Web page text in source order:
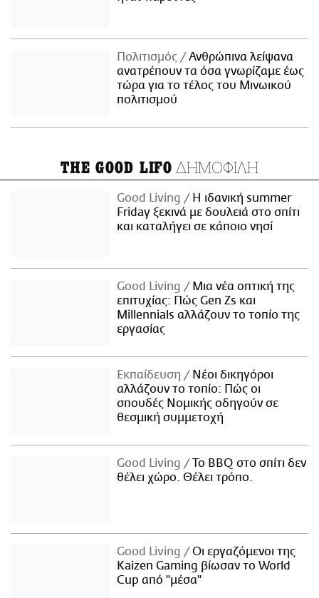
Πολιτισμός
Ανθρώπινα λείψανα
ανατρέπουν τα όσα γνωρίζαμε έως
τώρα για το τέλος του Μινωικού
πολιτισμού
THE GOOD LIFO ΔΗΜΟΦΙΛΗ
Good Living
Η ιδανική summer
Friday ξεκινά με δουλειά στο σπίτι
και καταλήγει σε κάποιο νησί
Good Living
Μια νέα οπτική της
επιτυχίας: Πώς Gen Zs και
Millennials αλλάζουν το τοπίο της
εργασίας
Εκπαίδευση
Νέοι δικηγόροι
αλλάζουν το τοπίο: Πώς οι
σπουδές Νομικής οδηγούν σε
θεσμική συμμετοχή
Good Living
Το BBQ στο σπίτι δεν
θέλει χώρο. Θέλει τρόπο.
Good Living
Οι εργαζόμενοι της
Kaizen Gaming βίωσαν το World
Cup από "μέσα"